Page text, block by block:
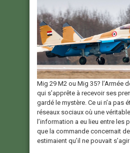
Mig 29 M2 ou Mig 35? l’Armée
qui s’apprête à recevoir ses
gardé le mystère. Ce ui n’a pas
réseaux sociaux où une
l’information a eu lieu entre les
que la commande concernait
estimaient qu’il ne pouvait s’agir